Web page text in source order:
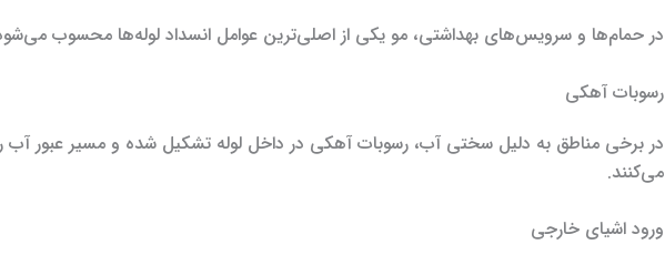
در حمام‌ها و سرویس‌های بهداشتی، مو یکی از اصلی‌ترین عوامل انسداد لوله‌ها محسوب
رسوبات آهکی
در برخی مناطق به دلیل سختی آب، رسوبات آهکی در داخل لوله تشکیل شده و مسیر عبور آب
می‌کنند.
ورود اشیای خارجی